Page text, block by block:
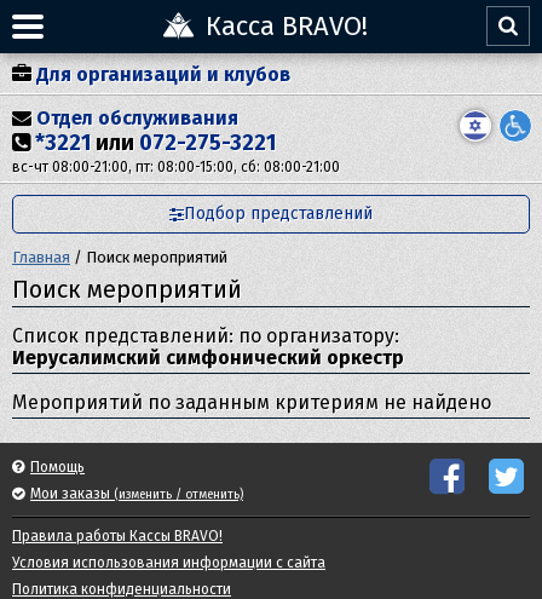
Касса BRAVO!
Для организаций и клубов
Отдел обслуживания
*3221 или 072-275-3221
вс-чт 08:00-21:00, пт: 08:00-15:00, сб: 08:00-21:00
Подбор представлений
Главная / Поиск мероприятий
Поиск мероприятий
Список представлений: по организатору:
Иерусалимский симфонический оркестр
Мероприятий по заданным критериям не найдено
Помощь
Мои заказы (изменить / отменить)
Правила работы Кассы BRAVO!
Условия использования информации с сайта
Политика конфиденциальности